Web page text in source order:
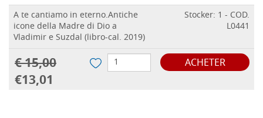
A te cantiamo in eterno.Antiche
icone della Madre di Dio a
Vladimir e Suzdal (libro-cal. 2019)
Stocker: 1 - COD.
L0441
€ 15,00
€13,01
ACHETER